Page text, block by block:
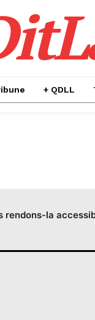
+ QDLL
rendons-la